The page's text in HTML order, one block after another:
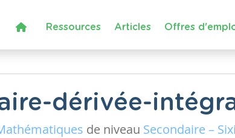
Ressources Articles Offres
dérivée-
de niveau Secondaire –